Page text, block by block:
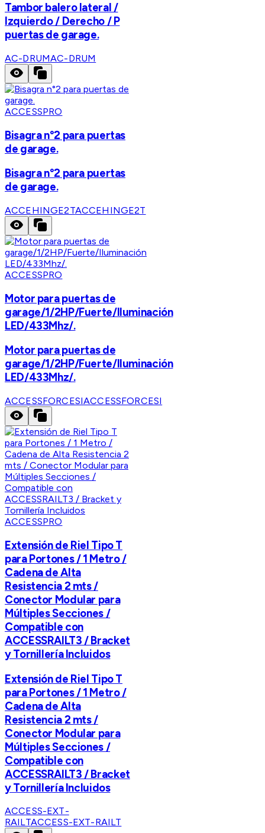
Tambor balero lateral /
Izquierdo / Derecho / P
puertas de garage.
AC-DRUMAC-DRUM
ACCESSPRO
Bisagra n°2 para puertas
de garage.
Bisagra n°2 para puertas
de garage.
ACCEHINGE2TACCEHINGE2T
ACCESSPRO
Motor para puertas de
garage/1/2HP/Fuerte/Iluminación
LED/433Mhz/.
Motor para puertas de
garage/1/2HP/Fuerte/Iluminación
LED/433Mhz/.
ACCESSFORCESIACCESSFORCESI
ACCESSPRO
Extensión de Riel Tipo T
para Portones / 1 Metro /
Cadena de Alta
Resistencia 2 mts /
Conector Modular para
Múltiples Secciones /
Compatible con
ACCESSRAILT3 / Bracket
y Tornillería Incluidos
Extensión de Riel Tipo T
para Portones / 1 Metro /
Cadena de Alta
Resistencia 2 mts /
Conector Modular para
Múltiples Secciones /
Compatible con
ACCESSRAILT3 / Bracket
y Tornillería Incluidos
ACCESS-EXT-
RAILTACCESS-EXT-RAILT